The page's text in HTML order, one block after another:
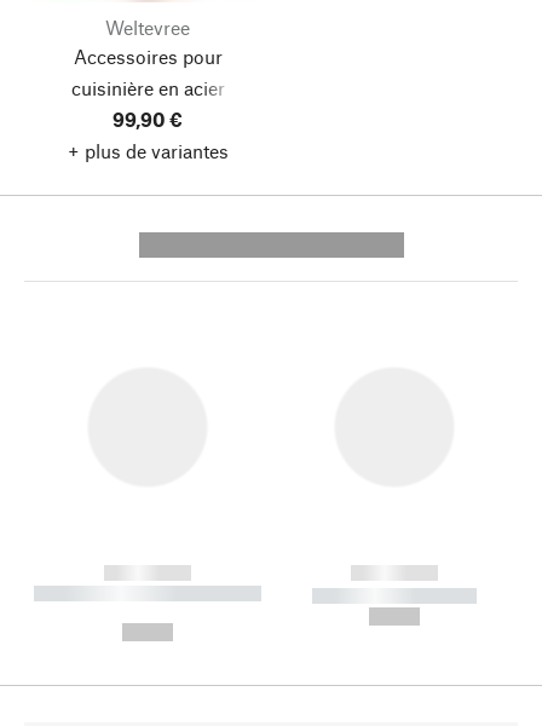
Weltevree
Accessoires pour
cuisinière en acier
Outdooroven
99,90 €
+ plus de variantes
------------
----------- ----------- --------
------------
----------- -----------